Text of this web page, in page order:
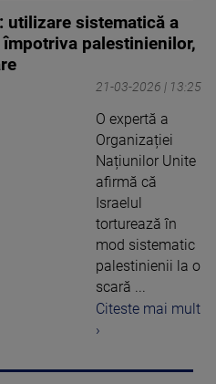
utilizare sistematică a
palestinienilor,
21-03-2026 | 13:25
O expertă a
Organizației
Națiunilor Unite
afirmă că
Israelul
torturează în
mod sistematic
palestinienii la o
scară ...
Citeste mai mult
›